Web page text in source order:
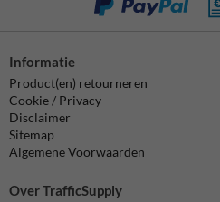
Informatie
Product(en) retourneren
Cookie / Privacy
Disclaimer
Sitemap
Algemene Voorwaarden
Over TrafficSupply